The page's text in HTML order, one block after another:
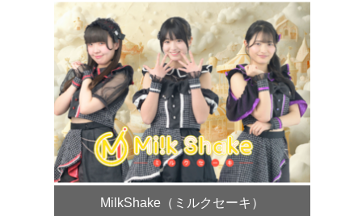
MilkShake（ミルクセーキ）